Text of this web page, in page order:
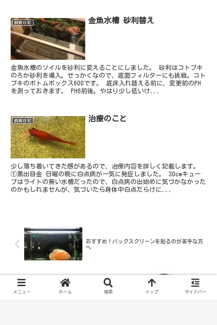
飼育日記 金魚水槽 砂利替え
金魚水槽のソイルを砂利に変えることにしました。 砂利はコトブキ
のろか砂利を導入。せっかくなので、底面フィルターにも挑戦。コト
ブキのボトムボックス600です。 底床入れ替える前に、変更前のPH
を測っておきます。 PH6前後。やはり少し低いけ...
飼育日記 治療のこと
少し落ち着いてきた感があるので、治療内容を詳しく記載します。
①黒出目金 日曜の晩に白点病が一気に発症しました。 30cmキュー
ブはライトの無い水槽だったので、白点病の出始めに気づかなかった
のかもしれませんが、気づいたら身体中白点だらけに...
おすすめ！バックスクリーンを貼るのが苦手な方
へ
熱帯魚飼育していると風邪をひかない？
メニュー ホーム 検索 トップ サイドバー